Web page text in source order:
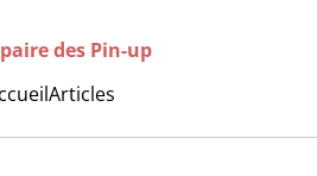
des Pin-up
Articles